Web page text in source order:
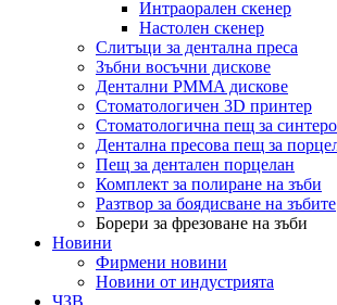
Интраорален скенер
Настолен скенер
Слитъци за дентална преса
Зъбни восъчни дискове
Дентални PMMA дискове
Стоматологичен 3D принтер
Стоматологична пещ за
Дентална пресова пещ за
Пещ за дентален порцелан
Комплект за полиране на зъби
Разтвор за боядисване на зъбите
Борери за фрезоване на зъби
Новини
Фирмени новини
Новини от индустрията
ЧЗВ